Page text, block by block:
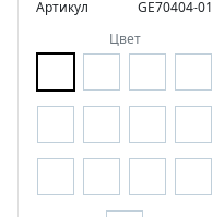
Артикул
GE70404-01
Цвет